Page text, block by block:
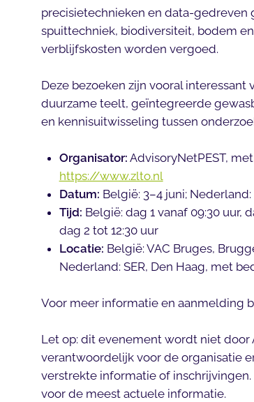
precisietechnieken en data-
spuittechniek, biodiversiteit, bodem
verblijfskosten worden vergoed.
Deze bezoeken zijn vooral
duurzame teelt, geïntegreerde
en kennisuitwisseling tussen
Organisator: AdvisoryNetPEST,
https://www.zlto.nl
Datum: België: 3–4 juni; Nederland:
Tijd: België: dag 1 vanaf 09:30 uur,
dag 2 tot 12:30 uur
Locatie: België: VAC Bruges,
Nederland: SER, Den Haag, met
Voor meer informatie en aanmelding
Let op: dit evenement wordt niet door
verantwoordelijk voor de organisatie
verstrekte informatie of
voor de meest actuele informatie.